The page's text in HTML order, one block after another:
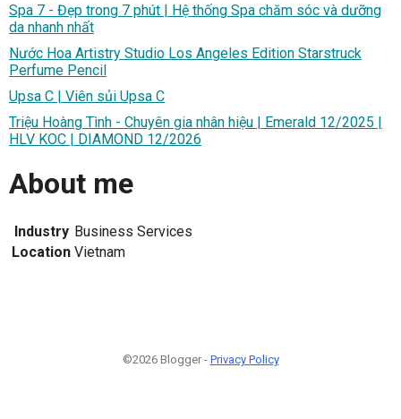
Spa 7 - Đẹp trong 7 phút | Hệ thống Spa chăm sóc và dưỡng
da nhanh nhất
Nước Hoa Artistry Studio Los Angeles Edition Starstruck
Perfume Pencil
Upsa C | Viên sủi Upsa C
Triệu Hoàng Tình - Chuyên gia nhân hiệu | Emerald 12/2025 |
HLV KOC | DIAMOND 12/2026
About me
Industry Business Services
Location Vietnam
©2026 Blogger - Privacy Policy